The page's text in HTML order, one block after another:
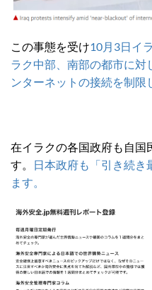
この事態を受け10月3日イ
ラク中部、南部の都市に対
ンターネットの接続を制限
在イラクの各国政府も自国
す。
日本政府も「引き続き
ます。